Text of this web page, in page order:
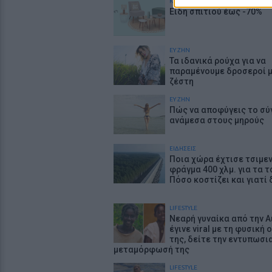
Είδη σπιτιού έως -70%
ΕΥ ΖΗΝ
Τα ιδανικά ρούχα για να
παραμένουμε δροσεροί
ζέστη
ΕΥ ΖΗΝ
Πώς να αποφύγεις το
ανάμεσα στους μηρούς
ΕΙΔΗΣΕΙΣ
Ποια χώρα έχτισε
φράγμα 400 χλμ. για τα
Πόσο κοστίζει και γιατί
LIFESTYLE
Νεαρή γυναίκα από την
έγινε viral με τη φυσική
της, δείτε την
μεταμόρφωσή της
LIFESTYLE